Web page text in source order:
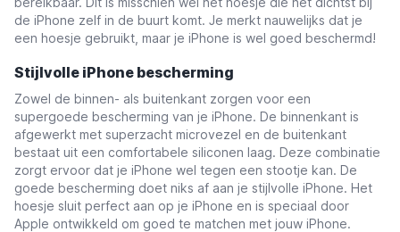
de iPhone zelf in de buurt komt. Je merkt nauwelijks dat je
een hoesje gebruikt, maar je iPhone is wel goed beschermd!
Stijlvolle iPhone bescherming
Zowel de binnen- als buitenkant zorgen voor een
supergoede bescherming van je iPhone. De binnenkant is
afgewerkt met superzacht microvezel en de buitenkant
bestaat uit een comfortabele siliconen laag. Deze combinatie
zorgt ervoor dat je iPhone wel tegen een stootje kan. De
goede bescherming doet niks af aan je stijlvolle iPhone. Het
hoesje sluit perfect aan op je iPhone en is speciaal door
Apple ontwikkeld om goed te matchen met jouw iPhone.